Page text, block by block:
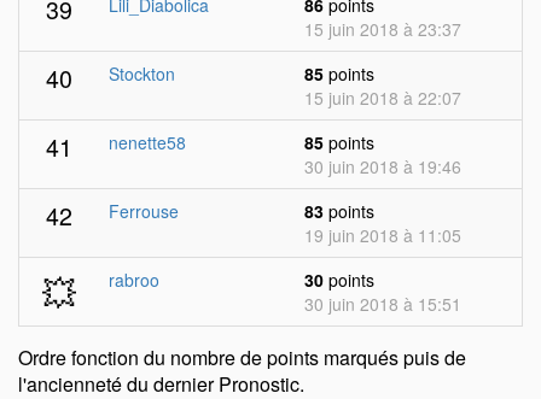
39 Lili_Diabolica 86 points
15 juin 2018 à 23:37
40 Stockton 85 points
15 juin 2018 à 22:07
41 nenette58 85 points
30 juin 2018 à 19:46
42 Ferrouse 83 points
19 juin 2018 à 11:05
💥 rabroo 30 points
30 juin 2018 à 15:51
Ordre fonction du nombre de points marqués puis de
l'ancienneté du dernier Pronostic.